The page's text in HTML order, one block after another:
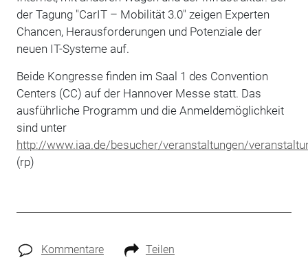
der Tagung "CarIT – Mobilität 3.0" zeigen Experten
Chancen, Herausforderungen und Potenziale der
neuen IT-Systeme auf.
Beide Kongresse finden im Saal 1 des Convention
Centers (CC) auf der Hannover Messe statt. Das
ausführliche Programm und die Anmeldemöglichkeit
sind unter
http://www.iaa.de/besucher/veranstaltungen/
(rp)
Kommentare Teilen